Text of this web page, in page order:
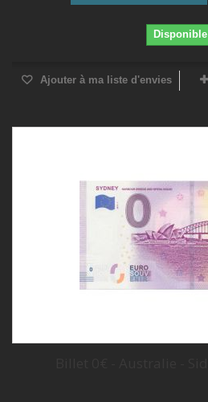
Disponible
Ajouter à ma liste d'envies